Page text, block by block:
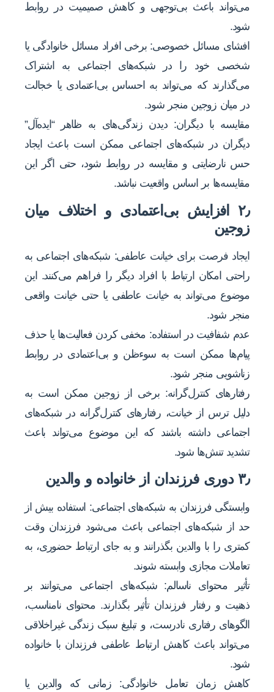
می‌تواند باعث بی‌توجهی و کاهش صمیمیت در روابط
شود.
افشای مسائل خصوصی: برخی افراد مسائل خانوادگی یا
شخصی خود را در شبکه‌های اجتماعی به اشتراک
می‌گذارند که می‌تواند به احساس بی‌اعتمادی یا خجالت
در میان زوجین منجر شود.
مقایسه با دیگران: دیدن زندگی‌های به ظاهر “ایده‌آل”
دیگران در شبکه‌های اجتماعی ممکن است باعث ایجاد
حس نارضایتی و مقایسه در روابط شود، حتی اگر این
مقایسه‌ها بر اساس واقعیت نباشد.
۲٫ افزایش بی‌اعتمادی و اختلاف میان
زوجین
ایجاد فرصت برای خیانت عاطفی: شبکه‌های اجتماعی به
راحتی امکان ارتباط با افراد دیگر را فراهم می‌کنند. این
موضوع می‌تواند به خیانت عاطفی یا حتی خیانت واقعی
منجر شود.
عدم شفافیت در استفاده: مخفی کردن فعالیت‌ها یا حذف
پیام‌ها ممکن است به سوءظن و بی‌اعتمادی در روابط
زناشویی منجر شود.
رفتارهای کنترل‌گرانه: برخی از زوجین ممکن است به
دلیل ترس از خیانت، رفتارهای کنترل‌گرانه در شبکه‌های
اجتماعی داشته باشند که این موضوع می‌تواند باعث
تشدید تنش‌ها شود.
۳٫ دوری فرزندان از خانواده و والدین
وابستگی فرزندان به شبکه‌های اجتماعی: استفاده بیش از
حد از شبکه‌های اجتماعی باعث می‌شود فرزندان وقت
کمتری را با والدین بگذرانند و به جای ارتباط حضوری، به
تعاملات مجازی وابسته شوند.
تأثیر محتوای ناسالم: شبکه‌های اجتماعی می‌توانند بر
ذهنیت و رفتار فرزندان تأثیر بگذارند. محتوای نامناسب،
الگوهای رفتاری نادرست، و تبلیغ سبک زندگی غیراخلاقی
می‌تواند باعث کاهش ارتباط عاطفی فرزندان با خانواده
شود.
کاهش زمان تعامل خانوادگی: زمانی که والدین یا